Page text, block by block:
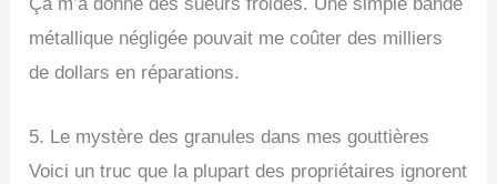
métallique négligée pouvait me coûter des milliers
de dollars en réparations.
5. Le mystère des granules dans mes gouttières
Voici un truc que la plupart des propriétaires ignorent